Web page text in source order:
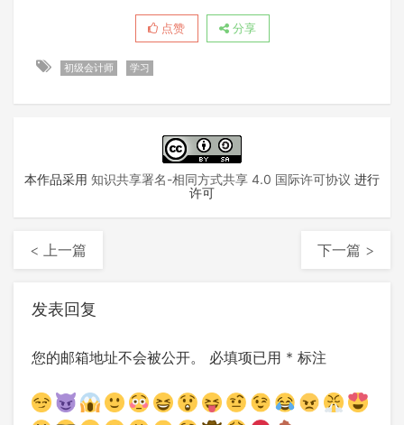
点赞 分享
初级会计师 学习
本作品采用 知识共享署名-相同方式共享 4.0 国际许可协议 进行
许可
< 上一篇 下一篇 >
发表回复
您的邮箱地址不会被公开。 必填项已用 * 标注